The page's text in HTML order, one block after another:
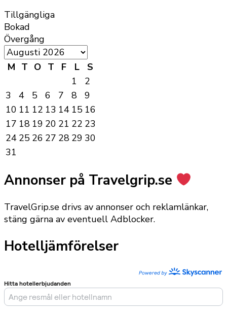
Tillgängliga
Bokad
Övergång
M T O T F L
S
1
2
3
4 5 6 7 8
9
10 11 12 13 14 15 16
17 18 19 20 21 22 23
24 25 26 27 28 29 30
31
Annonser på Travelgrip.se
TravelGrip.se drivs av annonser och reklamlänkar,
stäng gärna av eventuell Adblocker.
Hotelljämförelser